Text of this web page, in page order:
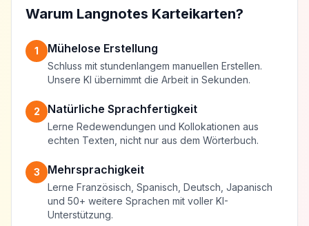
Warum Langnotes Karteikarten?
1 Mühelose Erstellung
Schluss mit stundenlangem manuellen Erstellen.
Unsere KI übernimmt die Arbeit in Sekunden.
2 Natürliche Sprachfertigkeit
Lerne Redewendungen und Kollokationen aus
echten Texten, nicht nur aus dem Wörterbuch.
3 Mehrsprachigkeit
Lerne Französisch, Spanisch, Deutsch, Japanisch
und 50+ weitere Sprachen mit voller KI-
Unterstützung.